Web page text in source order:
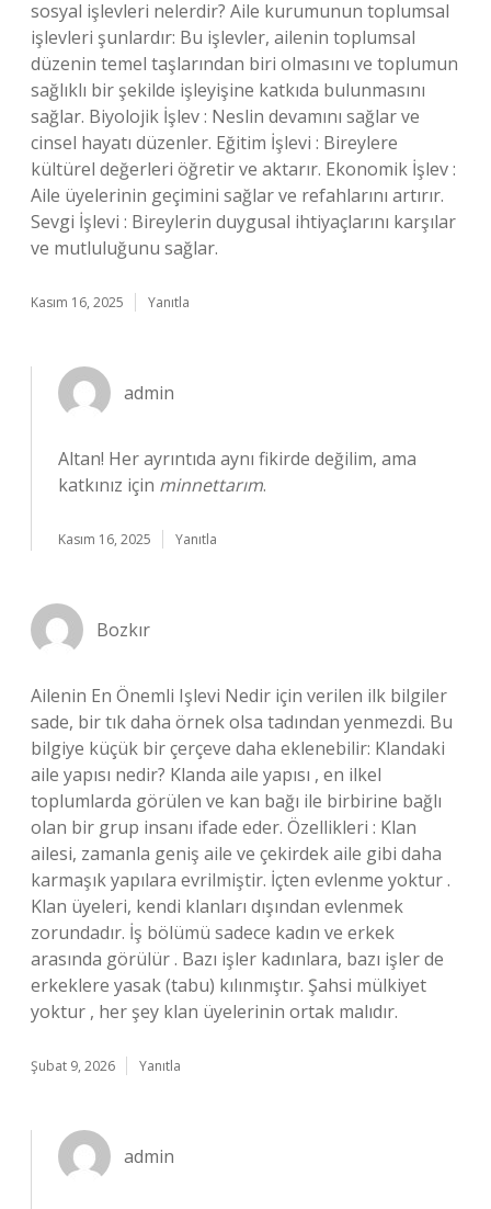
sosyal işlevleri nelerdir? Aile kurumunun toplumsal
işlevleri şunlardır: Bu işlevler, ailenin toplumsal
düzenin temel taşlarından biri olmasını ve toplumun
sağlıklı bir şekilde işleyişine katkıda bulunmasını
sağlar. Biyolojik İşlev : Neslin devamını sağlar ve
cinsel hayatı düzenler. Eğitim İşlevi : Bireylere
kültürel değerleri öğretir ve aktarır. Ekonomik İşlev :
Aile üyelerinin geçimini sağlar ve refahlarını artırır.
Sevgi İşlevi : Bireylerin duygusal ihtiyaçlarını karşılar
ve mutluluğunu sağlar.
Kasım 16, 2025 Yanıtla
admin
Altan! Her ayrıntıda aynı fikirde değilim, ama
katkınız için minnettarım.
Kasım 16, 2025 Yanıtla
Bozkır
Ailenin En Önemli Işlevi Nedir için verilen ilk bilgiler
sade, bir tık daha örnek olsa tadından yenmezdi. Bu
bilgiye küçük bir çerçeve daha eklenebilir: Klandaki
aile yapısı nedir? Klanda aile yapısı , en ilkel
toplumlarda görülen ve kan bağı ile birbirine bağlı
olan bir grup insanı ifade eder. Özellikleri : Klan
ailesi, zamanla geniş aile ve çekirdek aile gibi daha
karmaşık yapılara evrilmiştir. İçten evlenme yoktur .
Klan üyeleri, kendi klanları dışından evlenmek
zorundadır. İş bölümü sadece kadın ve erkek
arasında görülür . Bazı işler kadınlara, bazı işler de
erkeklere yasak (tabu) kılınmıştır. Şahsi mülkiyet
yoktur , her şey klan üyelerinin ortak malıdır.
Şubat 9, 2026 Yanıtla
admin